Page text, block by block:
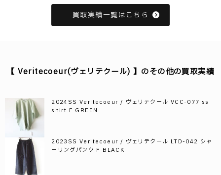
買取実績一覧はこちら
【 Veritecoeur(ヴェリテクール) 】のその他の買取実績
2024SS Veritecoeur / ヴェリテクール VCC-077 ss
shirt F GREEN
2023SS Veritecoeur / ヴェリテクール LTD-042 シャ
ーリングパンツ F BLACK